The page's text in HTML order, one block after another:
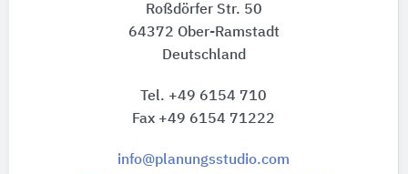
Roßdörfer Str. 50
64372 Ober-Ramstadt
Deutschland
Tel. +49 6154 710
Fax +49 6154 71222
info@planungsstudio.com